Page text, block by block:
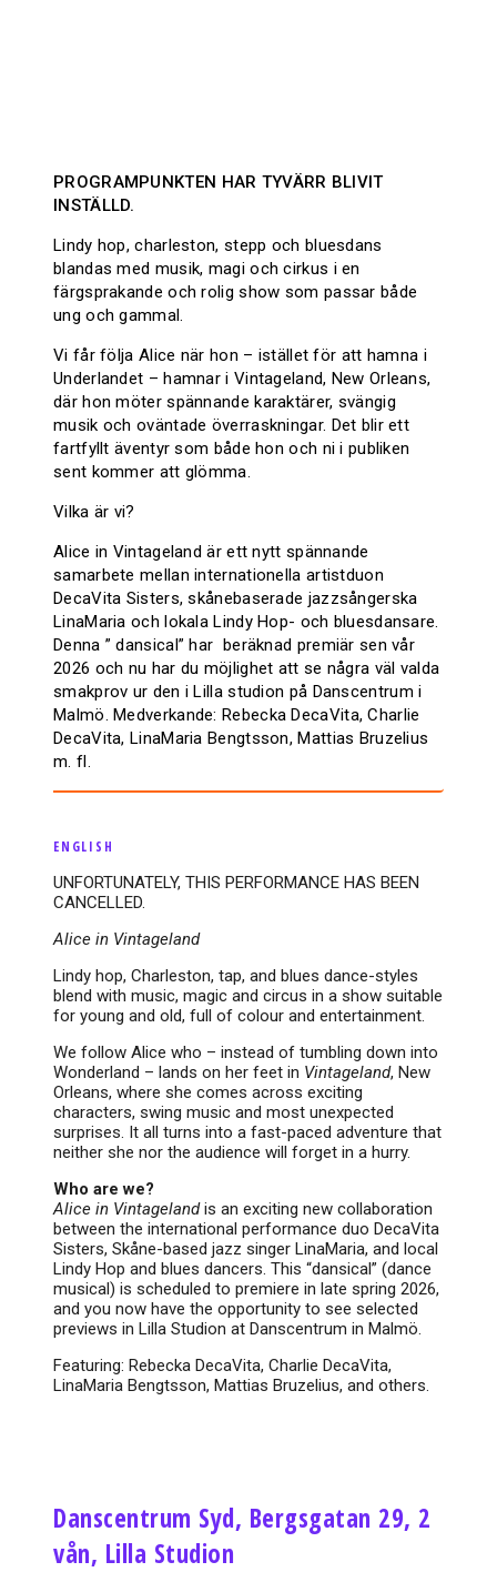
PROGRAMPUNKTEN HAR TYVÄRR BLIVIT
INSTÄLLD.
Lindy hop, charleston, stepp och bluesdans
blandas med musik, magi och cirkus i en
färgsprakande och rolig show som passar både
ung och gammal.
Vi får följa Alice när hon – istället för att hamna i
Underlandet – hamnar i Vintageland, New Orleans,
där hon möter spännande karaktärer, svängig
musik och oväntade överraskningar. Det blir ett
fartfyllt äventyr som både hon och ni i publiken
sent kommer att glömma.
Vilka är vi?
Alice in Vintageland är ett nytt spännande
samarbete mellan internationella artistduon
DecaVita Sisters, skånebaserade jazzsångerska
LinaMaria och lokala Lindy Hop- och bluesdansare.
Denna ” dansical” har beräknad premiär sen vår
2026 och nu har du möjlighet att se några väl valda
smakprov ur den i Lilla studion på Danscentrum i
Malmö. Medverkande: Rebecka DecaVita, Charlie
DecaVita, LinaMaria Bengtsson, Mattias Bruzelius
m. fl.
ENGLISH
UNFORTUNATELY, THIS PERFORMANCE HAS BEEN
CANCELLED.
Alice in Vintageland
Lindy hop, Charleston, tap, and blues dance-styles
blend with music, magic and circus in a show suitable
for young and old, full of colour and entertainment.
We follow Alice who – instead of tumbling down into
Wonderland – lands on her feet in Vintageland, New
Orleans, where she comes across exciting
characters, swing music and most unexpected
surprises. It all turns into a fast-paced adventure that
neither she nor the audience will forget in a hurry.
Who are we?
Alice in Vintagelandis an exciting new collaboration
between the international performance duo DecaVita
Sisters, Skåne-based jazz singer LinaMaria, and local
Lindy Hop and blues dancers. This “dansical” (dance
musical) is scheduled to premiere in late spring 2026,
and you now have the opportunity to see selected
previews in Lilla Studion at Danscentrum in Malmö.
Featuring: Rebecka DecaVita, Charlie DecaVita,
LinaMaria Bengtsson, Mattias Bruzelius, and others.
Danscentrum Syd, Bergsgatan 29, 2
vån, Lilla Studion